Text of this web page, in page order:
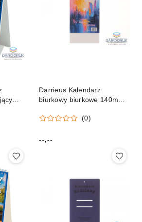
Darrieus Kalendarz
biurkowy biurkowe 140mm x
(0)
Cena:
--,--